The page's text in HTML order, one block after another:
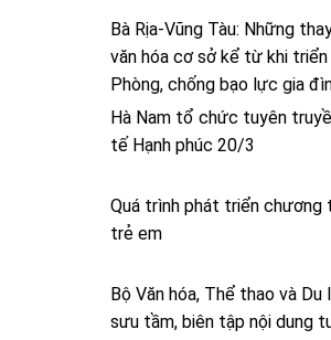
Bà Rịa-Vũng Tàu: Những
văn hóa cơ sở kể từ khi triển
Phòng, chống bạo lực gia
Hà Nam tổ chức tuyên
tế Hạnh phúc 20/3
Quá trình phát triển chương
trẻ em
Bộ Văn hóa, Thể thao và Du
sưu tầm, biên tập nội dung